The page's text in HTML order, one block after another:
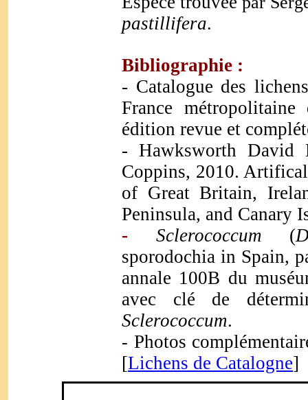
pastillifera.
Bibliographie :
- Catalogue des
France
édition revue et
- Hawksworth
Coppins, 2010.
of Great Britain,
Peninsula, and Canary
- Sclerococcum (
sporodochia in Spain,
annale 100B du
avec clé de
Sclerococcum.
- Photos
[Lichens de Catalogne]